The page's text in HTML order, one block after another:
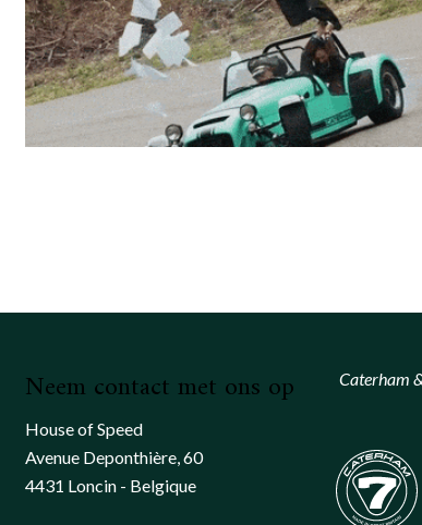
Neem contact met ons op
House of Speed
Avenue Deponthière, 60
4431 Loncin - Belgique
Caterham